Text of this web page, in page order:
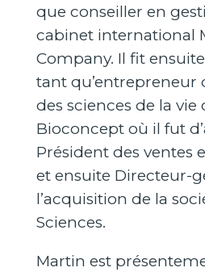
que conseiller en
cabinet international
Company. Il fit
tant qu’entrepreneur
des sciences de la
Bioconcept où il fut
Président des ventes
et ensuite Directeur-
l’acquisition de la
Sciences.
Martin est